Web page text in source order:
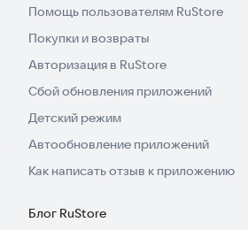
Помощь пользователям RuStore
Покупки и возвраты
Авторизация в RuStore
Сбой обновления приложений
Детский режим
Автообновление приложений
Как написать отзыв к приложению
Блог RuStore